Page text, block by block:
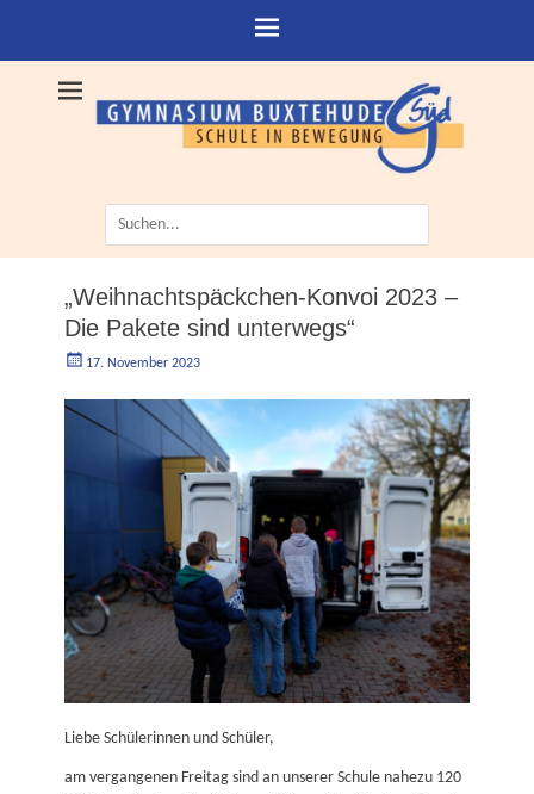
Suche
nach:
„Weihnachtspäckchen-Konvoi 2023 –
Die Pakete sind unterwegs“
Geschrieben
17. November 2023
Liebe Schülerinnen und Schüler,
am vergangenen Freitag sind an unserer Schule nahezu 120